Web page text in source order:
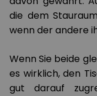
die dem
wenn der andere
Wenn Sie beide
es wirklich, den
gut darauf